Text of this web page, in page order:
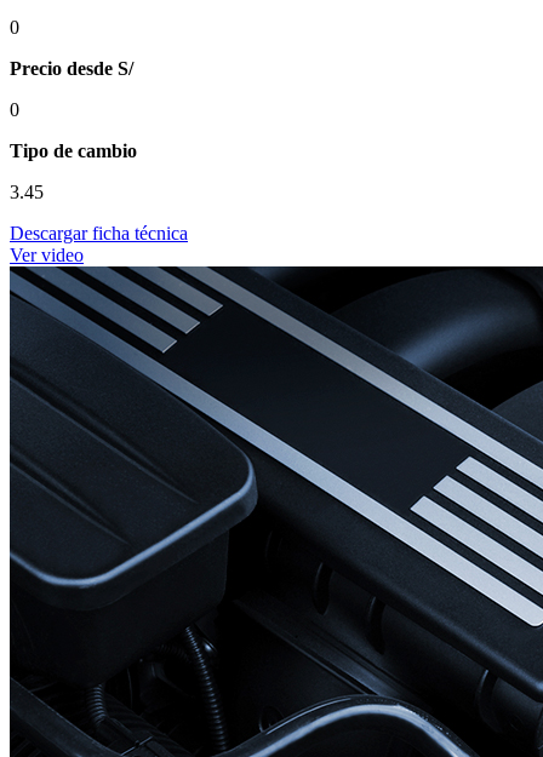
0
Precio desde S/
0
Tipo de cambio
3.45
Descargar ficha técnica
Ver video